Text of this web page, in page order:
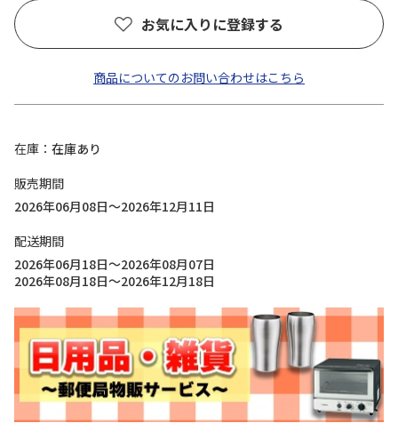
お気に入りに登録する
商品についてのお問い合わせはこちら
在庫
在庫あり
販売期間
2026年06月08日～2026年12月11日
配送期間
2026年06月18日～2026年08月07日
2026年08月18日～2026年12月18日